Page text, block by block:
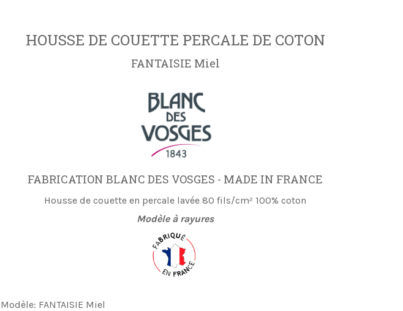
HOUSSE DE COUETTE PERCALE DE COTON
FANTAISIE Miel
FABRICATION BLANC DES VOSGES - MADE IN FRANCE
Housse de couette en percale lavée 80 fils/cm² 100% coton
Modèle à rayures
Modèle: FANTAISIE Miel